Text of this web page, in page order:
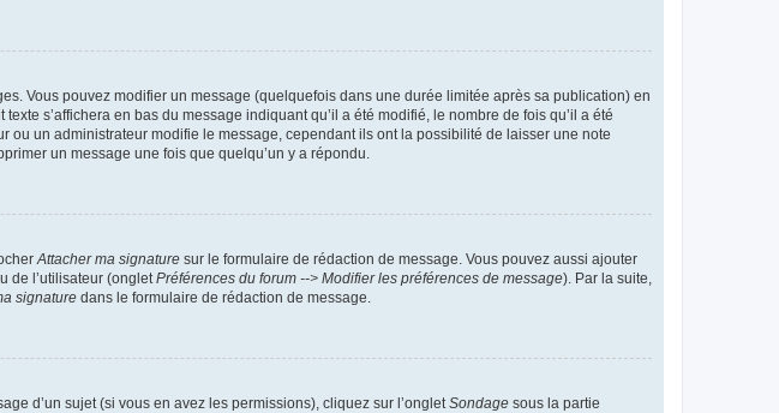
Vous pouvez modifier un message (quelquefois dans une durée limitée après sa publication) en
s’affichera en bas du message indiquant qu’il a été modifié, le nombre de fois qu’il a été
un administrateur modifie le message, cependant ils ont la possibilité de laisser une note
un message une fois que quelqu’un y a répondu.
Attacher ma signature sur le formulaire de rédaction de message. Vous pouvez aussi ajouter
de l’utilisateur (ongletPréférences du forum --> Modifier les préférences de message). Par la suite,
signature dans le formulaire de rédaction de message.
d’un sujet (si vous en avez les permissions), cliquez sur l’ongletSondage sous la partie